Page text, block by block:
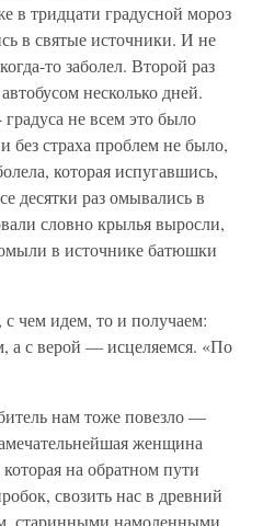
в тридцати градусной мороз
в святые источники. И не
то заболел. Второй раз
несколько дней.
не всем это было
без страха проблем не было,
которая испугавшись,
десятки раз омывались в
словно крылья выросли,
в источнике батюшки
чем идем, то и получаем:
а с верой — исцеляемся. «По
нам тоже повезло —
женщина
на обратном пути
свозить нас в древний
старинными намоленными